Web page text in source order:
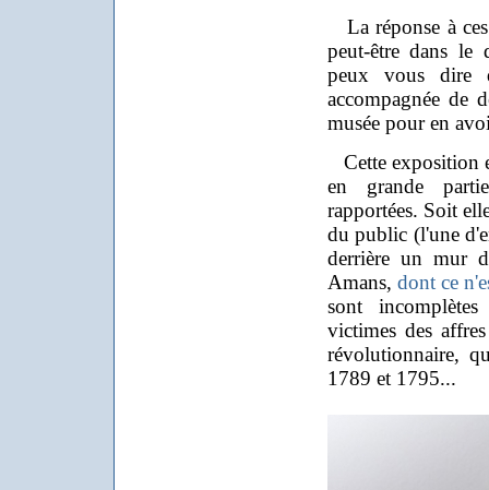
La réponse à
peut-être dans le
peux vous dire
accompagnée de
musée pour en
Cette exposition
en grande
rapportées. Soit
du public (l'une
derrière un mur
Amans, dont ce
sont
victimes des
révolutionnaire,
1789 et 1795...